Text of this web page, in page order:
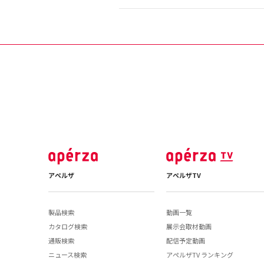
アペルザ
製品検索
カタログ検索
通販検索
ニュース検索
アペルザTV
動画一覧
展示会取材動画
配信予定動画
アペルザTV ランキング